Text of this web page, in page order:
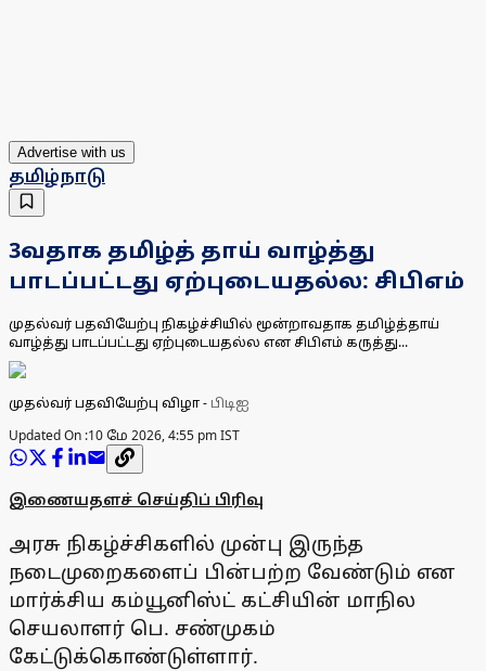
Advertise with us
தமிழ்நாடு
3வதாக தமிழ்த் தாய் வாழ்த்து
பாடப்பட்டது ஏற்புடையதல்ல: சிபிஎம்
முதல்வர் பதவியேற்பு நிகழ்ச்சியில் மூன்றாவதாக தமிழ்த்தாய்
வாழ்த்து பாடப்பட்டது ஏற்புடையதல்ல என சிபிஎம் கருத்து...
முதல்வர் பதவியேற்பு விழா- பிடிஐ
Updated On :10 மே 2026, 4:55 pm IST
இணையதளச் செய்திப் பிரிவு
அரசு நிகழ்ச்சிகளில் முன்பு இருந்த
நடைமுறைகளைப் பின்பற்ற வேண்டும் என
மார்க்சிய கம்யூனிஸ்ட் கட்சியின் மாநில
செயலாளர் பெ. சண்முகம்
கேட்டுக்கொண்டுள்ளார்.